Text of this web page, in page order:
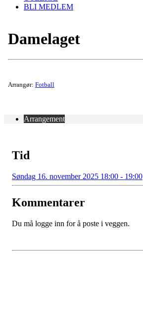
BLI MEDLEM
Damelaget
Arrangør: Fotball
Arrangement
Tid
Søndag 16. november 2025 18:00 - 19:00
Kommentarer
Du må logge inn for å poste i veggen.